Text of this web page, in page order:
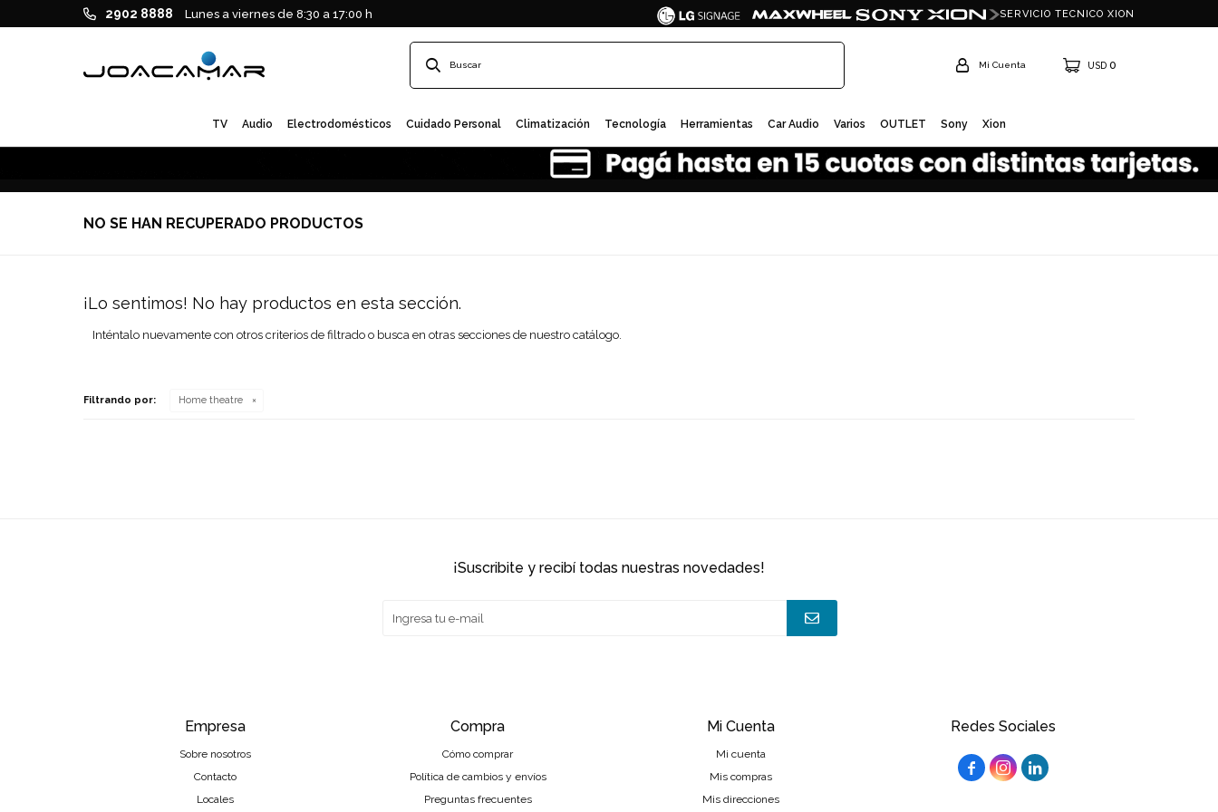
TV Audio Electrodomésticos Cuidado Personal Climatización Tecnología Herramientas Car Audio Varios OUTLET Sony Xion
USD 0
2902 8888 Lunes a viernes de 8:30 a 17:00 h SERVICIO TECNICO XION
NO SE HAN RECUPERADO PRODUCTOS
¡Lo sentimos! No hay productos en esta sección.
Inténtalo nuevamente con otros criterios de filtrado o busca en otras secciones de nuestro catálogo.
Filtrando por: Home theatre
Redes Sociales
  
Empresa
Sobre nosotros
Contacto
Locales
Compra
Cómo comprar
Política de cambios y envíos
Preguntas frecuentes
Mi Cuenta
Mi cuenta
Mis compras
Mis direcciones
¡suscribite y recibí todas nuestras novedades!